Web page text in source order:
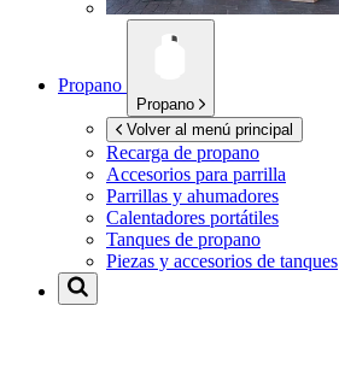
Propano
Propano
Volver al menú principal
Recarga de propano
Accesorios para parrilla
Parrillas y ahumadores
Calentadores portátiles
Tanques de propano
Piezas y accesorios de tanques